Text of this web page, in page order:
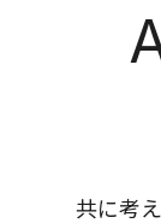
共に考